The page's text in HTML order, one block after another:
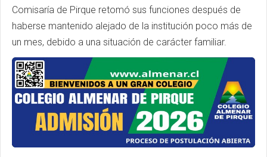
Comisaría de Pirque retomó sus funciones después de
haberse mantenido alejado de la institución poco más de
un mes, debido a una situación de carácter familiar.